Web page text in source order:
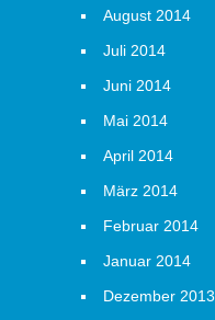
August 2014
Juli 2014
Juni 2014
Mai 2014
April 2014
März 2014
Februar 2014
Januar 2014
Dezember 2013